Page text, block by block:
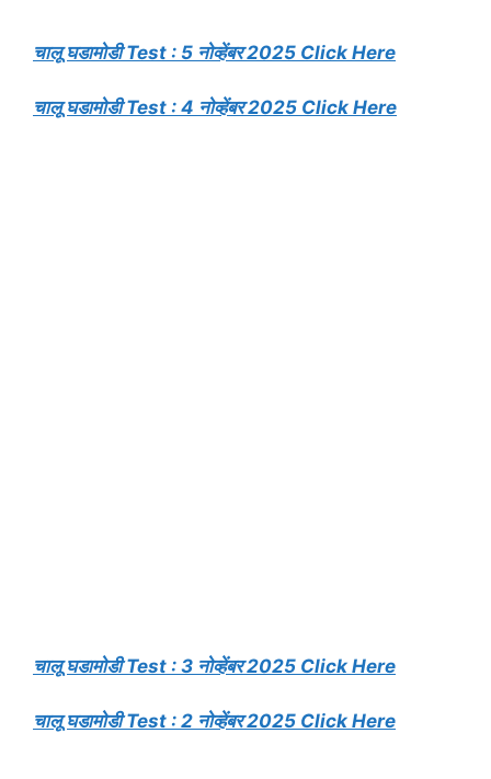
चालू घडामोडी Test : 5 नोव्हेंबर 2025 Click Here
चालू घडामोडी Test : 4 नोव्हेंबर 2025 Click Here
चालू घडामोडी Test : 3 नोव्हेंबर 2025 Click Here
चालू घडामोडी Test : 2 नोव्हेंबर 2025 Click Here